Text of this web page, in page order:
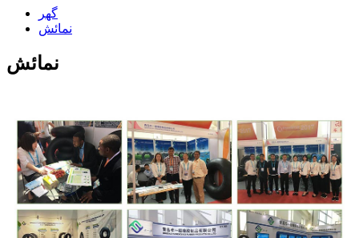
گھر
نمائش
نمائش